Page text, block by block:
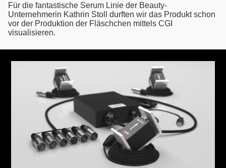
Für die fantastische Serum Linie der Beauty-
Unternehmerin Kathrin Stoll durften wir das Produkt schon
vor der Produktion der Fläschchen mittels CGI
visualisieren.